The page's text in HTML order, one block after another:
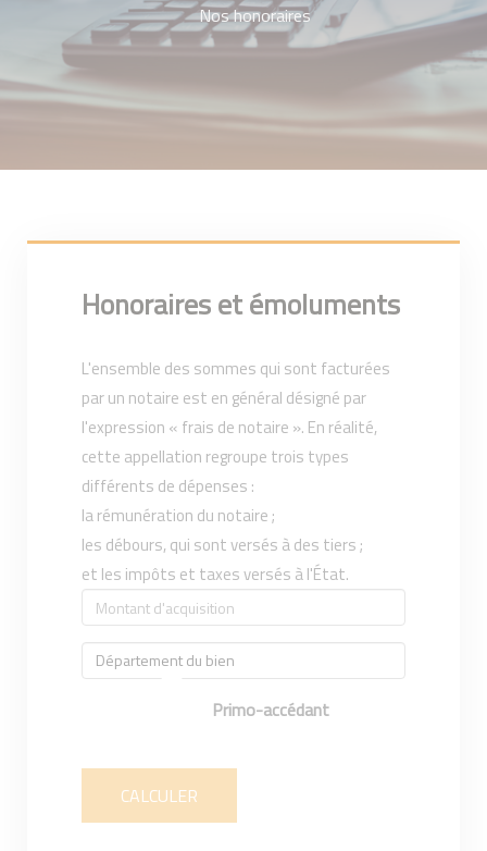
Nos honoraires
Honoraires et émoluments
L'ensemble des sommes qui sont facturées
par un notaire est en général désigné par
l'expression « frais de notaire ». En réalité,
cette appellation regroupe trois types
différents de dépenses :
la rémunération du notaire ;
les débours, qui sont versés à des tiers ;
et les impôts et taxes versés à l'État.
Primo-accédant
CALCULER